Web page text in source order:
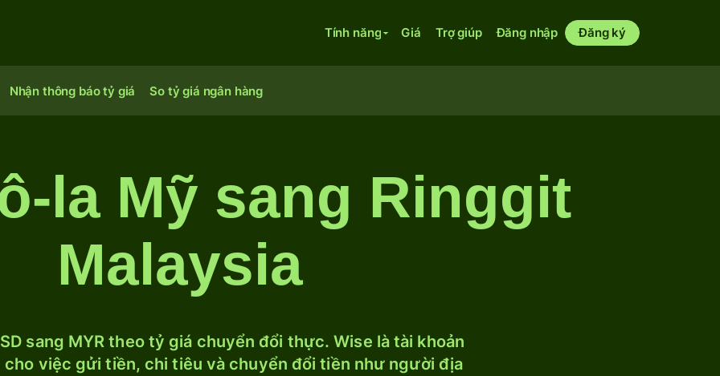
Tính năng Giá Trợ giúp Đăng nhập Đăng ký
Nhận thông báo tỷ giá So tỷ giá ngân hàng
la Mỹ sang Ringgit
Malaysia
sang MYR theo tỷ giá chuyển đổi thực. Wise là tài khoản
việc gửi tiền, chi tiêu và chuyển đổi tiền như người địa